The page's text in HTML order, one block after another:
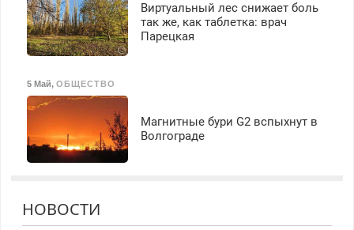
Виртуальный лес снижает боль
так же, как таблетка: врач
Парецкая
5 Май, ОБЩЕСТВО
Магнитные бури G2 вспыхнут в
Волгограде
НОВОСТИ